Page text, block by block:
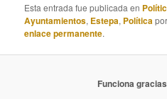
Esta entrada fue publicada en
Ayuntamientos, Estepa, Política
enlace permanente.
Funciona